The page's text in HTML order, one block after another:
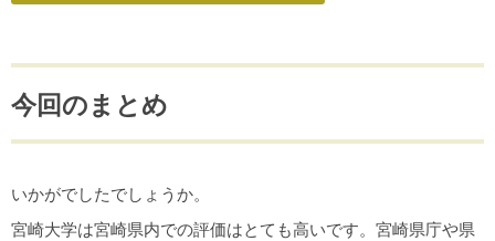
今回のまとめ
いかがでしたでしょうか。
宮崎大学は宮崎県内での評価はとても高いです。宮崎県庁や県